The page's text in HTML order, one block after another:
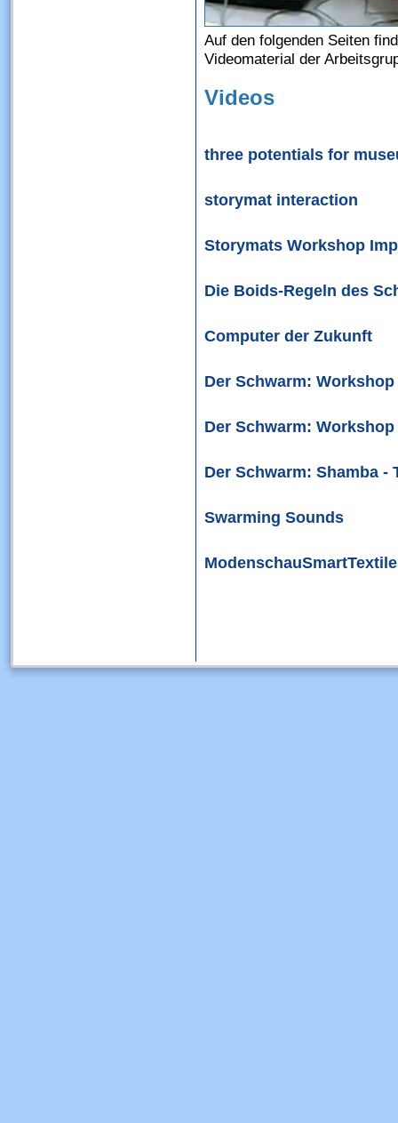
Auf den folgenden Seiten
Videomaterial der
Videos
three potentials for
storymat interaction
Storymats Workshop
Die Boids-Regeln des
Computer der Zukunft
Der Schwarm:
Der Schwarm:
Der Schwarm: Shamba -
Swarming Sounds